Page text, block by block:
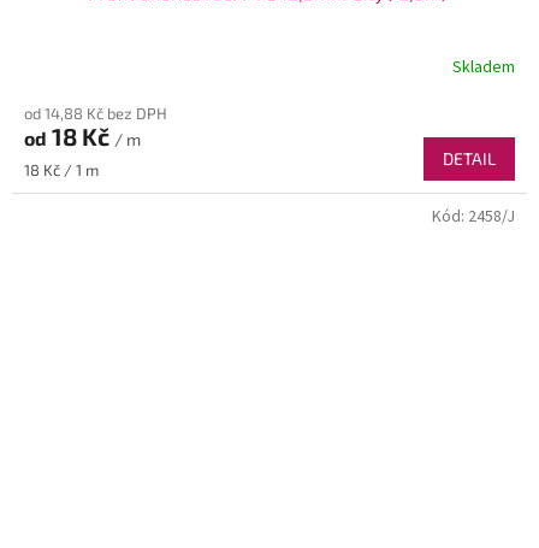
Skladem
od 14,88 Kč bez DPH
od 18 Kč / m
Měrná
cena:
18 Kč / 1 m
DETAIL
Kód: 2458/J